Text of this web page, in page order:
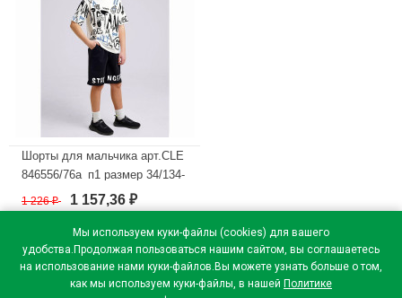
Мы используем куки-файлы (cookies) для вашего
удобства.Продолжая пользоваться нашим сайтом, вы соглашаетесь
на использование нами куки-файлов.Вы можете узнать больше о том,
как мы используем куки-файлы, в нашей Политике
Шорты для мальчика арт.CLE
846556/76а_п1 размер 34/134-
42/158 цвет черный
В наличии
1 226₽ 1 157,36 ₽